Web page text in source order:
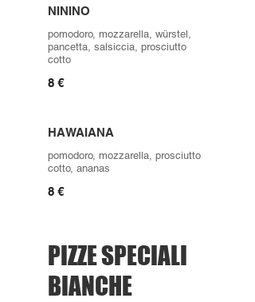
NININO
pomodoro, mozzarella, würstel,
pancetta, salsiccia, prosciutto
cotto
8 €
HAWAIANA
pomodoro, mozzarella, prosciutto
cotto, ananas
8 €
PIZZE SPECIALI
BIANCHE